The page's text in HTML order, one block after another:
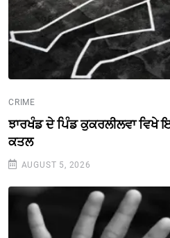
CRIME
ਝਾਰਖੰਡ ਦੇ ਪਿੰਡ ਕੁਕਰਲੀਲਵਾ ਵਿਖੇ
ਕਤਲ
AUGUST 5, 2026